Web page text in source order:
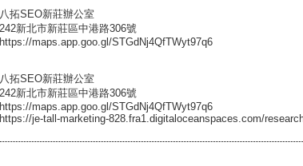
八拓SEO新莊辦公室
242新北市新莊區中港路306號
https://maps.app.goo.gl/STGdNj4QfTWyt97q6
八拓SEO新莊辦公室
242新北市新莊區中港路306號
https://maps.app.goo.gl/STGdNj4QfTWyt97q6
https://je-tall-marketing-828.fra1.digitaloceanspaces.com/